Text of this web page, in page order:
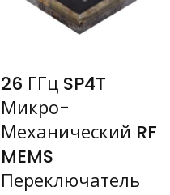
26 ГГц SP4T
Микро-
Механический RF
MEMS
Переключатель